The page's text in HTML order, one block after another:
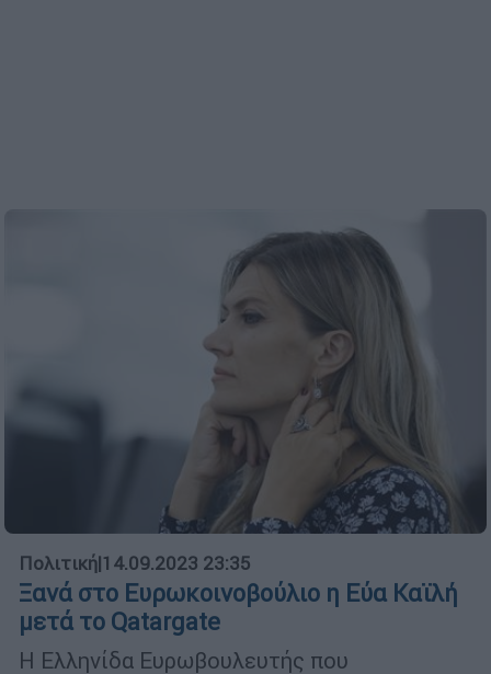
Πολιτική|14.09.2023 23:35
Ξανά στο Ευρωκοινοβούλιο η Εύα Καϊλή
μετά το Qatargate
Η Ελληνίδα Ευρωβουλευτής που